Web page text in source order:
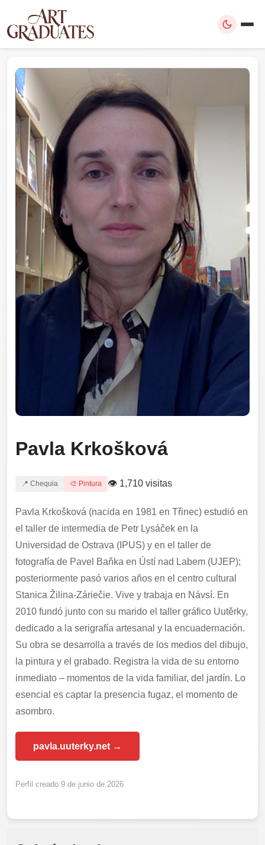
Pavla Krkošková
📍 Chequia 🎨 Pintura 👁 1,710 visitas
Pavla Krkošková (nacida en 1981 en Třinec) estudió en
el taller de intermedia de Petr Lysáček en la
Universidad de Ostrava (IPUS) y en el taller de
fotografía de Pavel Baňka en Ústí nad Labem (UJEP);
posteriormente pasó varios años en el centro cultural
Stanica Žilina-Záriečie. Vive y trabaja en Návsí. En
2010 fundó junto con su marido el taller gráfico Uutěrky,
dedicado a la serigrafía artesanal y la encuadernación.
Su obra se desarrolla a través de los medios del dibujo,
la pintura y el grabado. Registra la vida de su entorno
inmediato – momentos de la vida familiar, del jardín. Lo
esencial es captar la presencia fugaz, el momento de
asombro.
pavla.uuterky.net →
Perfil creado 9 de junio de 2026